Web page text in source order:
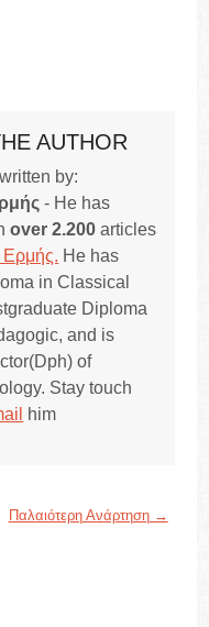
AUTHOR
by:
- He has
over 2.200 articles
Ερμής. He has
in Classical
Diploma
and is
of
Stay touch
him
Παλαιότερη Ανάρτηση →